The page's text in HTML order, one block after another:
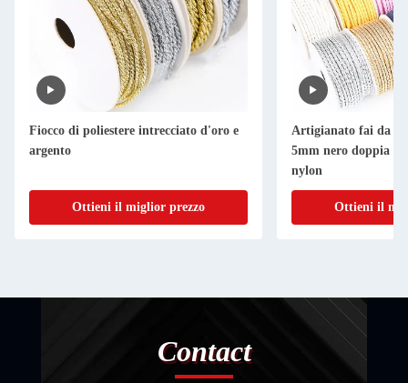
Fiocco di poliestere intrecciato d'oro e
argento
Ottieni il miglior prezzo
Artigianato fai da te
5mm nero doppia
nylon
Ottieni il
Contact